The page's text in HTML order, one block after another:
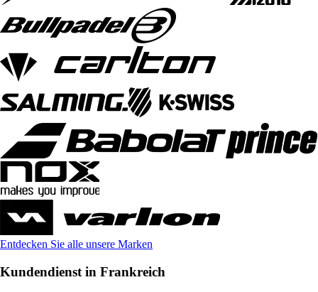
Entdecken Sie alle unsere Marken
Kundendienst in Frankreich